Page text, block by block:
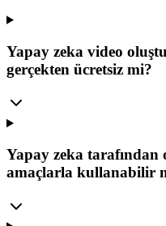
Yapay zeka video
gerçekten ücretsiz mi?
Yapay zeka
amaçlarla kullanabilir